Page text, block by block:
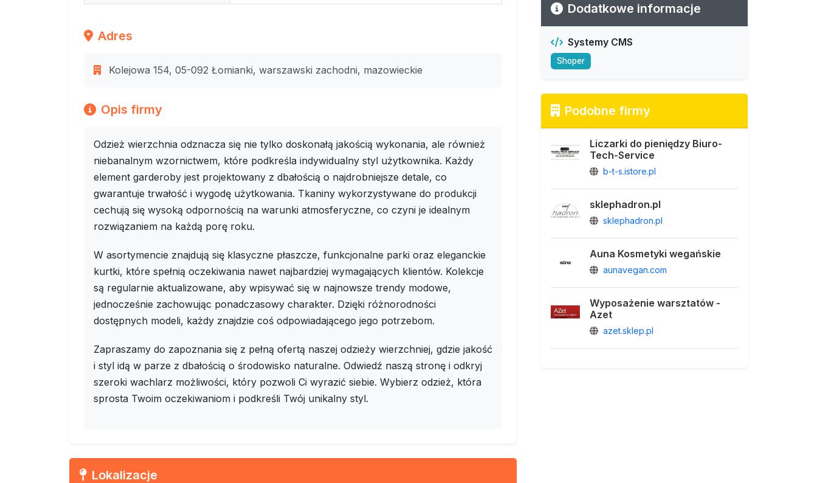
Adres
Kolejowa 154, 05-092 Łomianki, warszawski zachodni, mazowieckie
Opis firmy
Odzież wierzchnia odznacza się nie tylko doskonałą jakością wykonania, ale również
niebanalnym wzornictwem, które podkreśla indywidualny styl użytkownika. Każdy
element garderoby jest projektowany z dbałością o najdrobniejsze detale, co
gwarantuje trwałość i wygodę użytkowania. Tkaniny wykorzystywane do produkcji
cechują się wysoką odpornością na warunki atmosferyczne, co czyni je idealnym
rozwiązaniem na każdą porę roku.
W asortymencie znajdują się klasyczne płaszcze, funkcjonalne parki oraz eleganckie
kurtki, które spełnią oczekiwania nawet najbardziej wymagających klientów. Kolekcje
są regularnie aktualizowane, aby wpisywać się w najnowsze trendy modowe,
jednocześnie zachowując ponadczasowy charakter. Dzięki różnorodności
dostępnych modeli, każdy znajdzie coś odpowiadającego jego potrzebom.
Zapraszamy do zapoznania się z pełną ofertą naszej odzieży wierzchniej, gdzie jakość
i styl idą w parze z dbałością o środowisko naturalne. Odwiedź naszą stronę i odkryj
szeroki wachlarz możliwości, który pozwoli Ci wyrazić siebie. Wybierz odzież, która
sprosta Twoim oczekiwaniom i podkreśli Twój unikalny styl.
Lokalizacje
Dodatkowe informacje
Systemy CMS
Shoper
Podobne firmy
Liczarki do pieniędzy Biuro-
Tech-Service
b-t-s.istore.pl
sklephadron.pl
sklephadron.pl
Auna Kosmetyki wegańskie
aunavegan.com
Wyposażenie warsztatów -
Azet
azet.sklep.pl